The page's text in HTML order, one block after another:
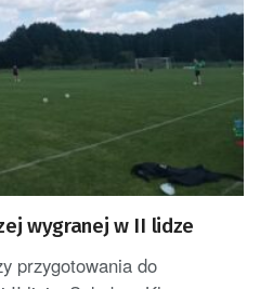
wygranej w II lidze
przygotowania do